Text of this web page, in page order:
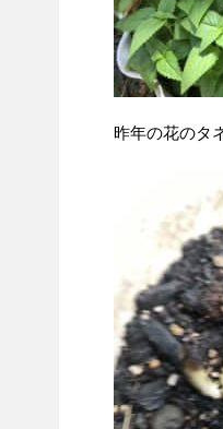
昨年の花のタ